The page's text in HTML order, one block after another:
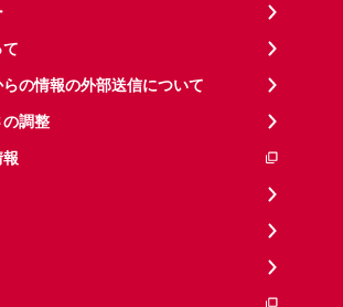
の情報の外部送信について
の調整